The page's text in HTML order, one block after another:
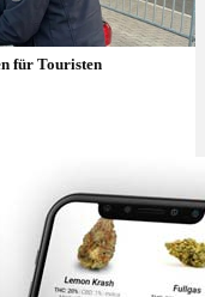
für Touristen